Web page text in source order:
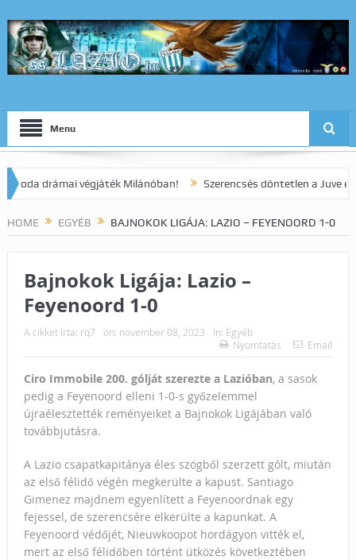
Menu
drámai végjáték Milánóban! Szerencsés döntetlen a Juve elleni
HOME EGYÉB BAJNOKOK LIGÁJA: LAZIO – FEYENOORD 1-0
Bajnokok Ligája: Lazio –
Feyenoord 1-0
A cikket írta: rq7 on: november 08, 2023 In: Egyéb
Nyomtatás
Email
Ciro Immobile 200. gólját szerezte a Lazióban, a sasok
pedig a Feyenoord elleni 1-0-s győzelemmel
újraélesztették reményeiket a Bajnokok Ligájában való
továbbjutásra.
A Lazio csapatkapitánya éles szögből szerzett gólt, miután
az első félidő végén megkerülte a kapust. Santiago
Gimenez majdnem egyenlített a Feyenoordnak egy
fejessel, de szerencsére elkerülte a kapunkat. A
Feyenoord védőjét, Nieuwkoopot hordágyon vitték el,
mert az első félidőben történt ütközés következtében